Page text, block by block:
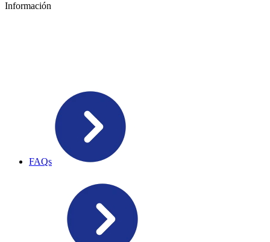
Información
FAQs